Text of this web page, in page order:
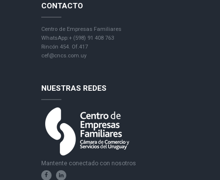
CONTACTO
Centro de Empresas Familiares
WhatsApp:+ (598) 91 408 763
Rincón 454. Of.417
cef@cncs.com.uy
NUESTRAS REDES
Mantente conectado con nosotros